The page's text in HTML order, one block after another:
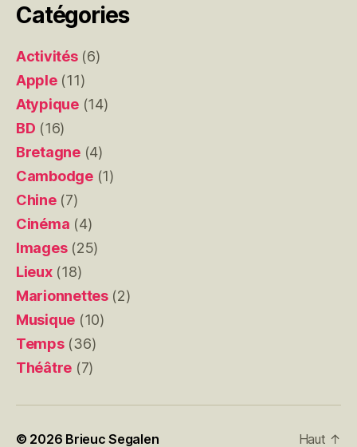
Catégories
Activités(6)
Apple(11)
Atypique(14)
BD (16)
Bretagne(4)
Cambodge(1)
Chine(7)
Cinéma (4)
Images(25)
Lieux(18)
Marionnettes(2)
Musique (10)
Temps(36)
Théâtre (7)
© 2026 Brieuc Segalen Haut ↑